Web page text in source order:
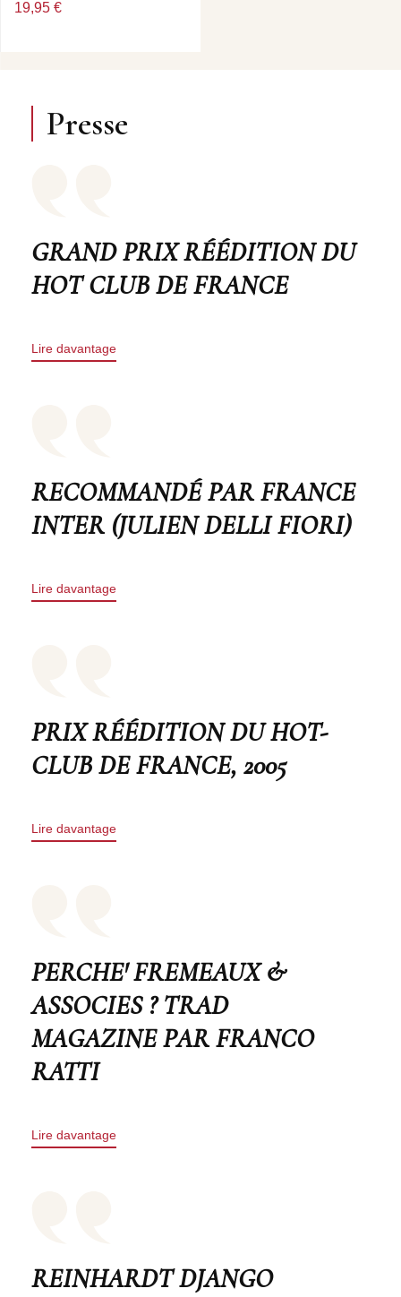
Honeysuckle rose • All the things you are.
19,95 €
Presse
GRAND PRIX RÉÉDITION DU
HOT CLUB DE FRANCE
Lire davantage
RECOMMANDÉ PAR FRANCE
INTER (JULIEN DELLI FIORI)
Lire davantage
PRIX RÉÉDITION DU HOT-
CLUB DE FRANCE, 2005
Lire davantage
PERCHE' FREMEAUX &
ASSOCIES ? TRAD
MAGAZINE PAR FRANCO
RATTI
Lire davantage
REINHARDT DJANGO